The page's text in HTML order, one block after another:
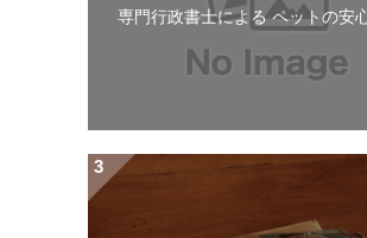
専門行政書士による ペットの安